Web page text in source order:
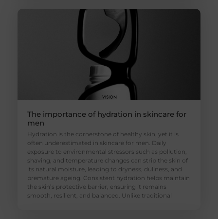
The importance of hydration in skincare for
men
Hydration is the cornerstone of healthy skin, yet it is
often underestimated in skincare for men. Daily
exposure to environmental stressors such as pollution,
shaving, and temperature changes can strip the skin of
its natural moisture, leading to dryness, dullness, and
premature ageing. Consistent hydration helps maintain
the skin’s protective barrier, ensuring it remains
smooth, resilient, and balanced. Unlike traditional